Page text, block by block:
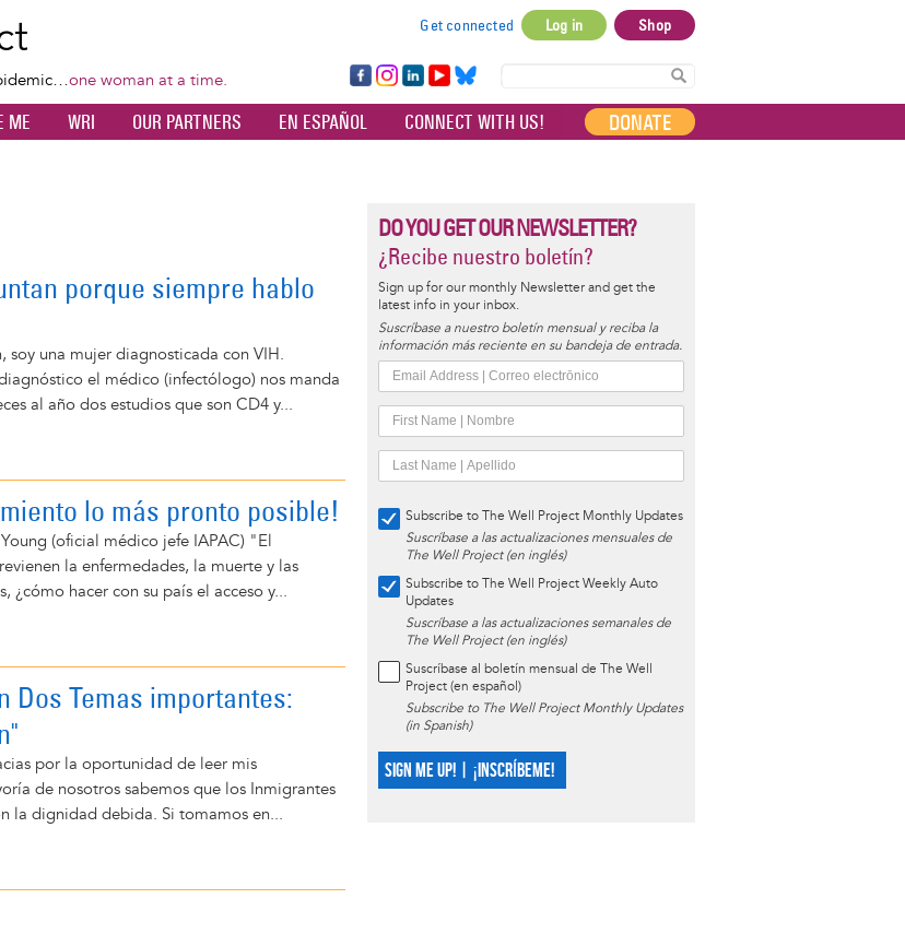
content
one woman at a time.
account
menu
Get connected Log in Shop
Fa
ce
bo
Ins
ta
Lin
ke
dI
Yo
uT
ub
Bl
ue
sky
ME WRI OUR PARTNERS EN ESPAÑOL CONNECT WITH US! DONATE
porque siempre hablo
soy una mujer diagnosticada con VIH.
el médico (infectólogo) nos manda
al año dos estudios que son CD4 y...
lo más pronto posible!
(oficial médico jefe IAPAC) "El
la enfermedades, la muerte y las
¿cómo hacer con su país el acceso y...
Dos Temas importantes:
por la oportunidad de leer mis
de nosotros sabemos que los Inmigrantes
la dignidad debida. Si tomamos en...
DO YOU GET OUR NEWSLETTER?
¿Recibe nuestro boletín?
Sign up for our monthly Newsletter and get the
latest info in your inbox.
Suscríbase a nuestro boletín mensual y reciba la
información más reciente en su bandeja de entrada.
Subscribe to The Well Project Monthly Updates
Suscríbase a las actualizaciones mensuales de
The Well Project (en inglés)
Subscribe to The Well Project Weekly Auto
Updates
Suscríbase a las actualizaciones semanales de
The Well Project (en inglés)
Suscríbase al boletín mensual de The Well
Project (en español)
Subscribe to The Well Project Monthly Updates
(in Spanish)
SIGN ME UP! | ¡INSCRÍBEME!